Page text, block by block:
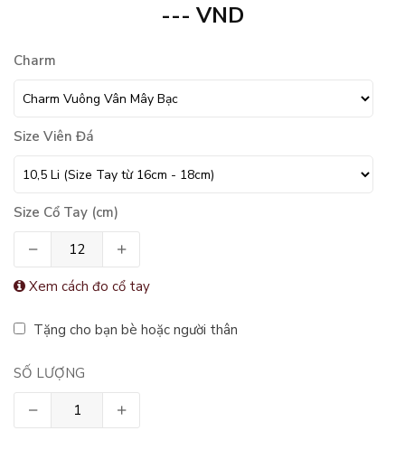
--- VND
Charm
Size Viên Đá
Size Cổ Tay (cm)
Xem cách đo cổ tay
Tặng cho bạn bè hoặc người thân
SỐ LƯỢNG